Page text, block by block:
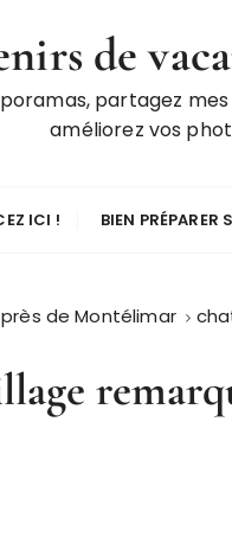
de
partagez
améliorez vos
ICI ! BIEN PRÉPARER
de Montélimar